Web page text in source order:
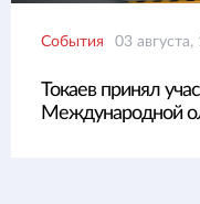
События 03 августа,
Токаев принял
Международной